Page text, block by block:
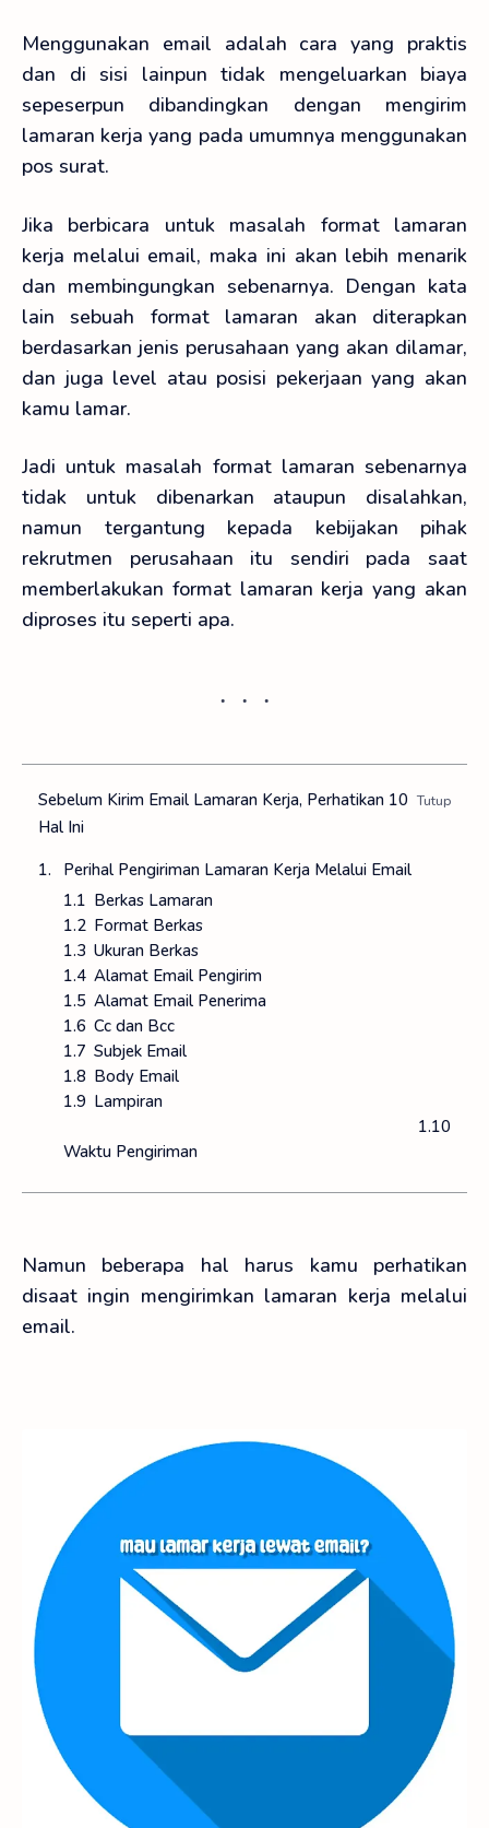
Menggunakan email adalah cara yang praktis
dan di sisi lainpun tidak mengeluarkan biaya
sepeserpun dibandingkan dengan mengirim
lamaran kerja yang pada umumnya menggunakan
pos surat.
Jika berbicara untuk masalah format lamaran
kerja melalui email, maka ini akan lebih menarik
dan membingungkan sebenarnya. Dengan kata
lain sebuah format lamaran akan diterapkan
berdasarkan jenis perusahaan yang akan dilamar,
dan juga level atau posisi pekerjaan yang akan
kamu lamar.
Jadi untuk masalah format lamaran sebenarnya
tidak untuk dibenarkan ataupun disalahkan,
namun tergantung kepada kebijakan pihak
rekrutmen perusahaan itu sendiri pada saat
memberlakukan format lamaran kerja yang akan
diproses itu seperti apa.
Sebelum Kirim Email Lamaran Kerja, Perhatikan 10
Hal Ini
Perihal Pengiriman Lamaran Kerja Melalui Email
Berkas Lamaran
Format Berkas
Ukuran Berkas
Alamat Email Pengirim
Alamat Email Penerima
Cc dan Bcc
Subjek Email
Body Email
Lampiran
Waktu Pengiriman
Namun beberapa hal harus kamu perhatikan
disaat ingin mengirimkan lamaran kerja melalui
email.